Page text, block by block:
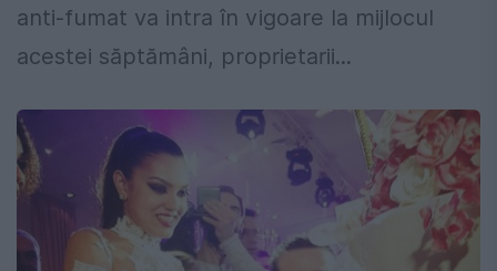
anti-fumat va intra în vigoare la mijlocul
acestei săptămâni, proprietarii...